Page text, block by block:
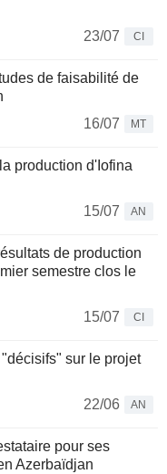
23/07
CI
de faisabilité de
16/07
MT
production d'Iofina
15/07
AN
de production
semestre clos le
15/07
CI
sur le projet
22/06
AN
pour ses
Azerbaïdjan